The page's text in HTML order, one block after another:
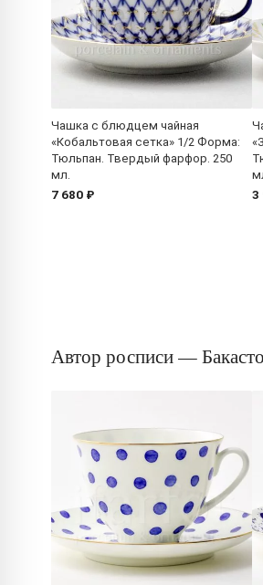
Чашка с блюдцем чайная
«Кобальтовая сетка» 1/2 Форма:
Тюльпан. Твердый фарфор. 250
мл.
7 680 ₽ 3
Автор росписи —